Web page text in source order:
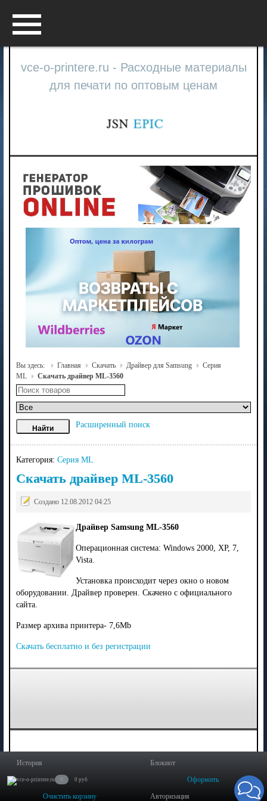
vce-o-printere.ru - Расходные материалы
для печати по оптовым ценам
Вы здесь: Главная Скачать Драйвер для Samsung
Серия
ML
Скачать драйвер ML-3560
Расширенный поиск
Категория: Серия ML
Скачать драйвер ML-3560
Создано 12.08.2012 04:25
Драйвер Samsung ML-3560
Операционная система: Windows 2000, XP, 7,
Vista.
Установка происходит через окно о новом
оборудовании. Драйвер проверен. Скачено с официального
сайта.
Размер архива принтера- 7,6Mb
Скачать бесплатно и без регистрации
История Блокнот
0 0 руб
Оформить
Очистить корзину
Авторизация